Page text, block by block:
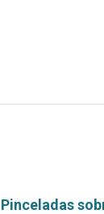
Pinceladas